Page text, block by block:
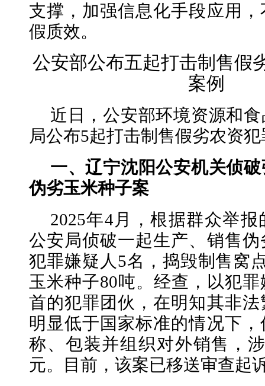
支撑，加强信息化手段应用
假质效。
公安部公布五起打击制售假
案例
近日，公安部环境资源和
局公布5起打击制售假劣农资
一、辽宁沈阳公安机关侦
伪劣玉米种子案
2025年4月，根据群众举
公安局侦破一起生产、销售
犯罪嫌疑人5名，捣毁制售窝
玉米种子80吨。经查，以犯
首的犯罪团伙，在明知其非
明显低于国家标准的情况下
称、包装并组织对外销售，
元。目前，该案已移送审查起